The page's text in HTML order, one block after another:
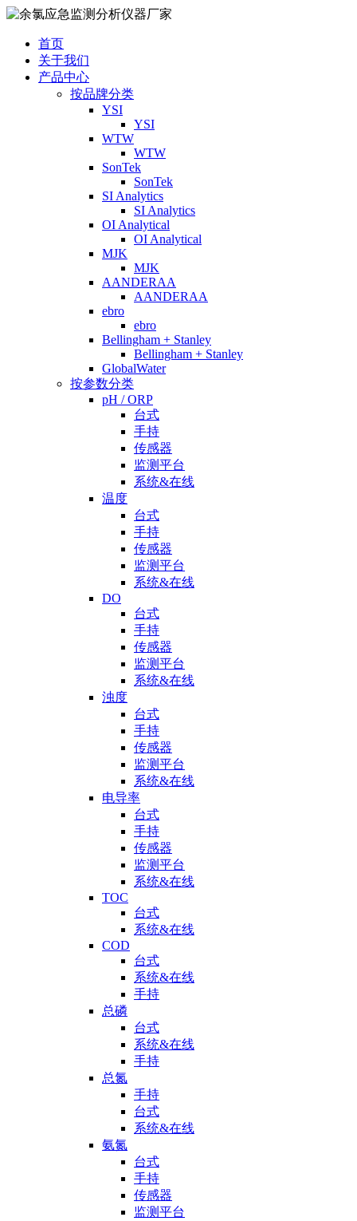
首页
关于我们
产品中心
按品牌分类
YSI
YSI
WTW
WTW
SonTek
SonTek
SI Analytics
SI Analytics
OI Analytical
OI Analytical
MJK
MJK
AANDERAA
AANDERAA
ebro
ebro
Bellingham + Stanley
Bellingham + Stanley
GlobalWater
按参数分类
pH / ORP
台式
手持
传感器
监测平台
系统&在线
温度
台式
手持
传感器
监测平台
系统&在线
DO
台式
手持
传感器
监测平台
系统&在线
浊度
台式
手持
传感器
监测平台
系统&在线
电导率
台式
手持
传感器
监测平台
系统&在线
TOC
台式
系统&在线
COD
台式
系统&在线
手持
总磷
台式
系统&在线
手持
总氮
手持
台式
系统&在线
氨氮
台式
手持
传感器
监测平台